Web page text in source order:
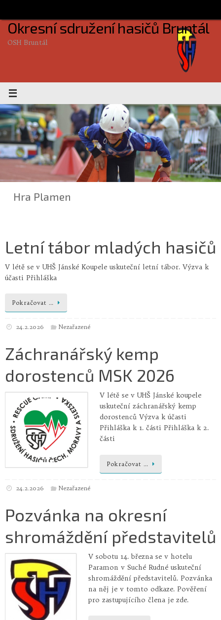
content
Okresní sdružení hasičů Bruntál
OSH Bruntál
Hra Plamen
Letní tábor mladých hasičů
V létě se v UHŠ Jánské Koupele uskuteční letní tábor. Výzva k
účasti Přihláška
Pokračovat …
24.2.2026 Nezařazené
Záchranářský kemp
dorostenců MSK 2026
V létě se v UHŠ Jánské koupele
uskuteční záchranářský kemp
dorostenců Výzva k účasti
Přihláška k 1. části Přihláška k 2.
části
Pokračovat …
24.2.2026 Nezařazené
Pozvánka na okresní
shromáždění představitelů
V sobotu 14. března se v hotelu
Paramon v Suché Rudné uskuteční
shromáždění představitelů. Pozvánka
na něj je v tomto odkaze. Pověření
pro zastupujícího člena je zde.